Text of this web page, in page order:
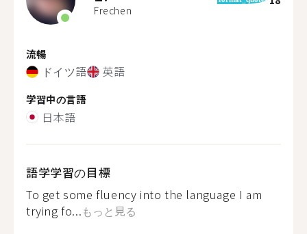
Frechen
流暢
ドイツ語 英語
学習中の言語
日本語
語学学習の目標
To get some fluency into the language I am
trying fo...もっと見る